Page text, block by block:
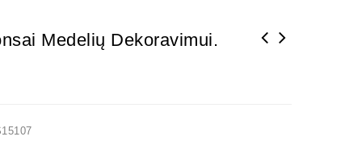
Medelių Dekoravimui.